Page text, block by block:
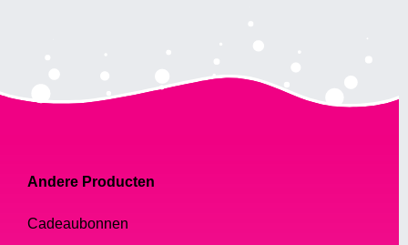
Andere Producten
Cadeaubonnen